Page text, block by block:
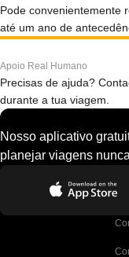
Pode convenientemente
até um ano de
Apoio Real Humano
Precisas de ajuda?
durante a tua viagem.
Nosso aplicativo
planejar viagens